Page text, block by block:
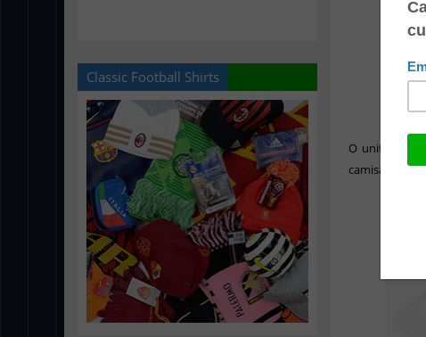
Classic Football Shirts
O uniforme
camisa e